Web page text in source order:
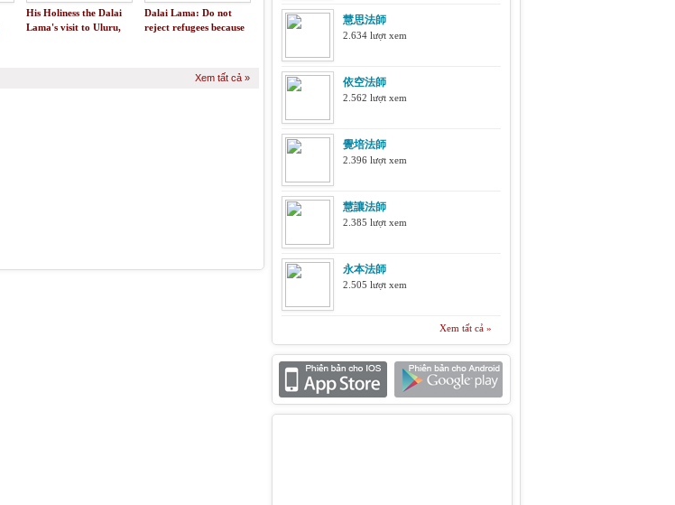
His Holiness the Dalai
Lama's visit to Uluru,
Dalai Lama: Do not
reject refugees because
Xem tất cả »
慧思法師
2.634 lượt xem
依空法師
2.562 lượt xem
覺培法師
2.396 lượt xem
慧讓法師
2.385 lượt xem
永本法師
2.505 lượt xem
Xem tất cả »